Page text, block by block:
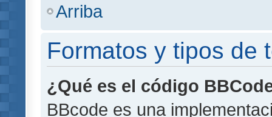
Arriba
Formatos y tipos de
¿Qué es el código
BBcode es una